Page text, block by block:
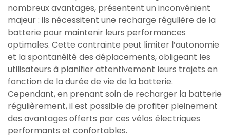
nombreux avantages, présentent un inconvénient
majeur : ils nécessitent une recharge régulière de la
batterie pour maintenir leurs performances
optimales. Cette contrainte peut limiter l’autonomie
et la spontanéité des déplacements, obligeant les
utilisateurs à planifier attentivement leurs trajets en
fonction de la durée de vie de la batterie.
Cependant, en prenant soin de recharger la batterie
régulièrement, il est possible de profiter pleinement
des avantages offerts par ces vélos électriques
performants et confortables.